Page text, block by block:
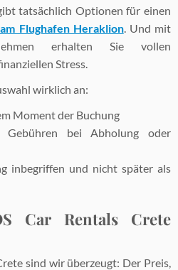
tatsächlich Optionen für einen
Flughafen Heraklion. Und mit
erhalten Sie vollen
Stress.
wirklich an:
Moment der Buchung
Gebühren bei Abholung oder
inbegriffen und nicht später als
Car Rentals Crete
sind wir überzeugt: Der Preis,